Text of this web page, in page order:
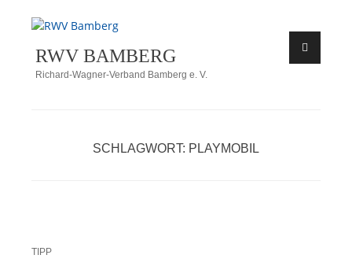
Zum
springen
RWV BAMBERG
Richard-Wagner-Verband Bamberg e. V.
SCHLAGWORT: PLAYMOBIL
TIPP